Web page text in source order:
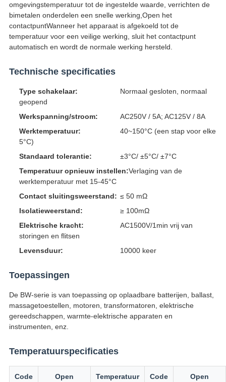
omgevingstemperatuur tot de ingestelde waarde, verrichten de
bimetalen onderdelen een snelle werking,Open het
contactpuntWanneer het apparaat is afgekoeld tot de
temperatuur voor een veilige werking, sluit het contactpunt
automatisch en wordt de normale werking hersteld.
Technische specificaties
Type schakelaar:
Normaal gesloten, normaal
geopend
Werkspanning/stroom:
AC250V / 5A; AC125V / 8A
Werktemperatuur:
40~150°C (een stap voor elke
5°C)
Standaard tolerantie:
±3°C/ ±5°C/ ±7°C
Temperatuur opnieuw instellen:Verlaging van de
werktemperatuur met 15-45°C
Contact sluitingsweerstand: ≤ 50 mΩ
Isolatieweerstand:
≥ 100mΩ
Elektrische kracht:
AC1500V/1min vrij van
storingen en flitsen
Levensduur:
10000 keer
Toepassingen
De BW-serie is van toepassing op oplaadbare batterijen, ballast,
massagetoestellen, motoren, transformatoren, elektrische
gereedschappen, warmte-elektrische apparaten en
instrumenten, enz.
Temperatuurspecificaties
Code
Open
Temperatuur
Code
Open